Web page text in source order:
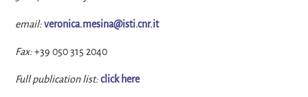
email:veronica.mesina@isti.cnr.it
Fax:+39 050 315 2040
Full publication list:click here